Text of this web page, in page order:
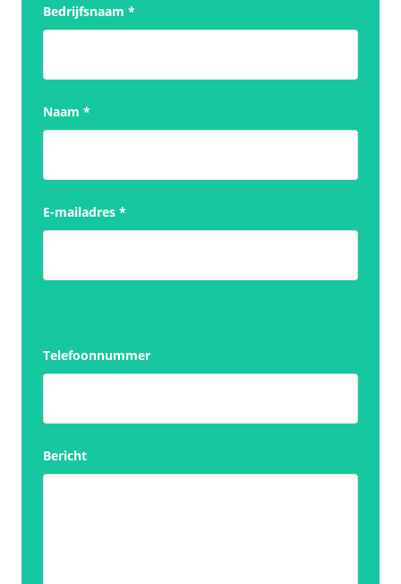
Bedrijfsnaam *
Naam *
E-mailadres *
Telefoonnummer
Bericht